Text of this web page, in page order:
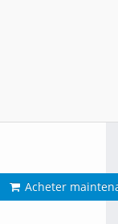
Acheter